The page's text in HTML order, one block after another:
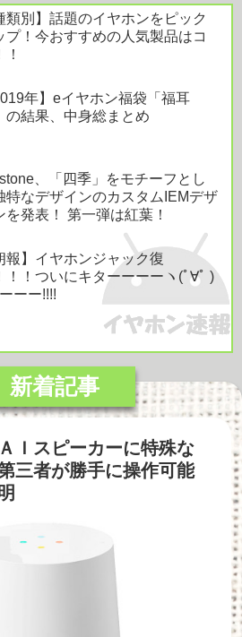
類別】話題のイヤホンをピック
プ！今おすすめの人気製品はコ
！
年】eイヤホン福袋「福耳
の結果、中身総まとめ
、「四季」をモチーフとし
特なデザインのカスタムIEMデザ
を発表！ 第一弾は紅葉！
報】イヤホンジャック復
！！ついにキターーーーヽ(ﾟ∀ﾟ )
ーー!!!!
Ｉスピーカーに特殊な
三者が勝手に操作可能